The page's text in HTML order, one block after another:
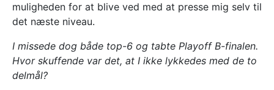
muligheden for at blive ved med at presse mig selv til
det næste niveau.
I missede dog både top-6 og tabte Playoff B-finalen.
Hvor skuffende var det, at I ikke lykkedes med de to
delmål?